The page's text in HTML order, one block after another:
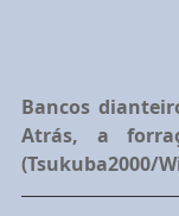
Bancos
Atrás, a
(Tsukuba2000/